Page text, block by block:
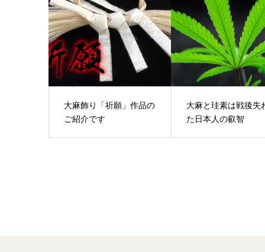
大麻飾り「祈願」作品の
ご紹介です
大麻と珪素は戦後失
た日本人の叡智